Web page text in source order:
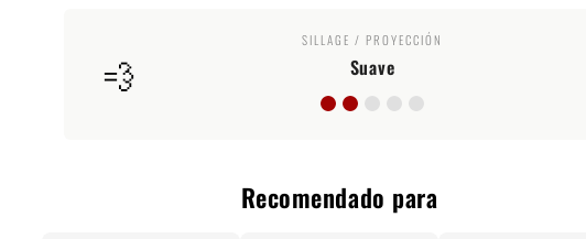
💨
SILLAGE / PROYECCIÓN
Suave
Recomendado para